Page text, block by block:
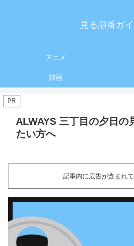
見る順番ガ
アニメ
邦画
PR
ALWAYS 三丁目の夕日‎の
たい方へ
記事内に広告が含まれて